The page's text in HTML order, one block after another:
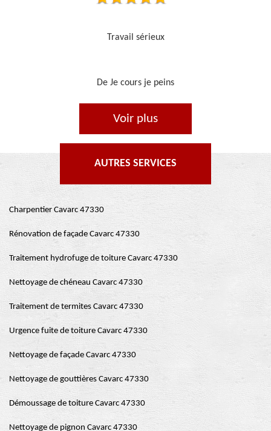
Je recommande, top !!
De Ornella
Voir plus
AUTRES SERVICES
Charpentier Cavarc 47330
Rénovation de façade Cavarc 47330
Traitement hydrofuge de toiture Cavarc 47330
Nettoyage de chéneau Cavarc 47330
Traitement de termites Cavarc 47330
Urgence fuite de toiture Cavarc 47330
Nettoyage de façade Cavarc 47330
Nettoyage de gouttières Cavarc 47330
Démoussage de toiture Cavarc 47330
Nettoyage de pignon Cavarc 47330